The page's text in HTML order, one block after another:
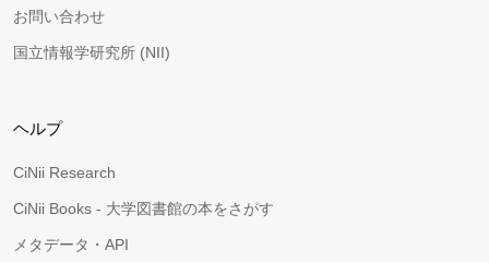
お問い合わせ
国立情報学研究所 (NII)
ヘルプ
CiNii Research
CiNii Books - 大学図書館の本をさがす
メタデータ・API